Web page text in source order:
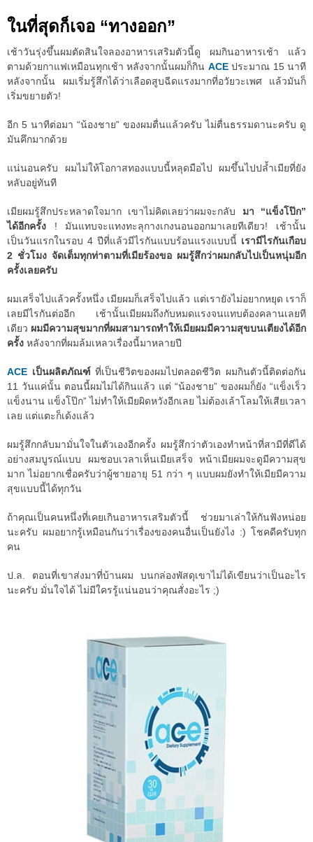
ในที่สุดก็เจอ “ทางออก”
เช้าวันรุ่งขึ้นผมตัดสินใจลองอาหารเสริมตัวนี้ดู ผมกินอาหารเช้า แล้ว
ตามด้วยกาแฟเหมือนทุกเช้า หลังจากนั้นผมก็กิน ACEประมาณ 15 นาที
หลังจากนั้น ผมเริ่มรู้สึกได้ว่าเลือดสูบฉีดแรงมากที่อวัยวะเพศ แล้วมันก็
เริ่มขยายตัว!
อีก 5 นาทีต่อมา “น้องชาย” ของผมตื่นแล้วครับ ไม่ตื่นธรรมดานะครับ ดู
มันคึกมากด้วย
แน่นอนครับ ผมไม่ให้โอกาสทองแบบนี้หลุดมือไป ผมขึ้นไปปล้ำเมียที่ยัง
หลับอยู่ทันที
เมียผมรู้สึกประหลาดใจมาก เขาไม่คิดเลยว่าผมจะกลับ มา “แข็งโป๊ก”
ได้อีกครั้ง ! มันแทบจะแทงทะลุกางเกงนอนออกมาเลยทีเดียว! เช้านั้น
เป็นวันแรกในรอบ 4 ปีที่แล้วมีไรกันแบบร้อนแรงแบบนี้ เรามีไรกันเกือบ
2 ชั่วโมง จัดเต็มทุกท่าตามที่เมียร้องขอ ผมรู้สึกว่าผมกลับไปเป็นหนุ่มอีก
ครั้งเลยครับ
ผมเสร็จไปแล้วครั้งหนึ่ง เมียผมก็เสร็จไปแล้ว แต่เรายังไม่อยากหยุด เราก็
เลยมีไรกันต่ออีก เช้านั้นเมียผมถึงกับหมดแรงจนแทบต้องคลานเลยที
เดียว ผมมีความสุขมากที่ผมสามารถทำให้เมียผมมีความสุขบนเตียงได้อีก
ครั้ง หลังจากที่ผมล้มเหลวเรื่องนี้มาหลายปี
ACE เป็นผลิตภัณฑ์ที่เป็นชีวิตของผมไปตลอดชีวิต ผมกินตัวนี้ติดต่อกัน
11 วันแค่นั้น ตอนนี้ผมไม่ได้กินแล้ว แต่ “น้องชาย” ของผมก็ยัง “แข็งเร็ว
แข็งนาน แข็งโป๊ก” ไม่ทำให้เมียผิดหวังอีกเลย ไม่ต้องเล้าโลมให้เสียเวลา
เลย แต่แตะก็เด้งแล้ว
ผมรู้สึกกลับมามั่นใจในตัวเองอีกครั้ง ผมรู้สึกว่าตัวเองทำหน้าที่สามีที่ดีได้
อย่างสมบูรณ์แบบ ผมชอบเวลาเห็นเมียเสร็จ หน้าเมียผมจะดูมีความสุข
มาก ไม่อยากเชื่อครับว่าผู้ชายอายุ 51 กว่า ๆ แบบผมยังทำให้เมียมีความ
สุขแบบนี้ได้ทุกวัน
ถ้าคุณเป็นคนหนึ่งที่เคยเกินอาหารเสริมตัวนี้ ช่วยมาเล่าให้กันฟังหน่อย
นะครับ ผมอยากรู้เหมือนกันว่าเรื่องของคนอื่นเป็นยังไง :) โชคดีครับทุก
คน
ป.ล. ตอนที่เขาส่งมาที่บ้านผม บนกล่องพัสดุเขาไม่ได้เขียนว่าเป็นอะไร
นะครับ มั่นใจได้ ไม่มีใครรู้แน่นอนว่าคุณสั่งอะไร ;)